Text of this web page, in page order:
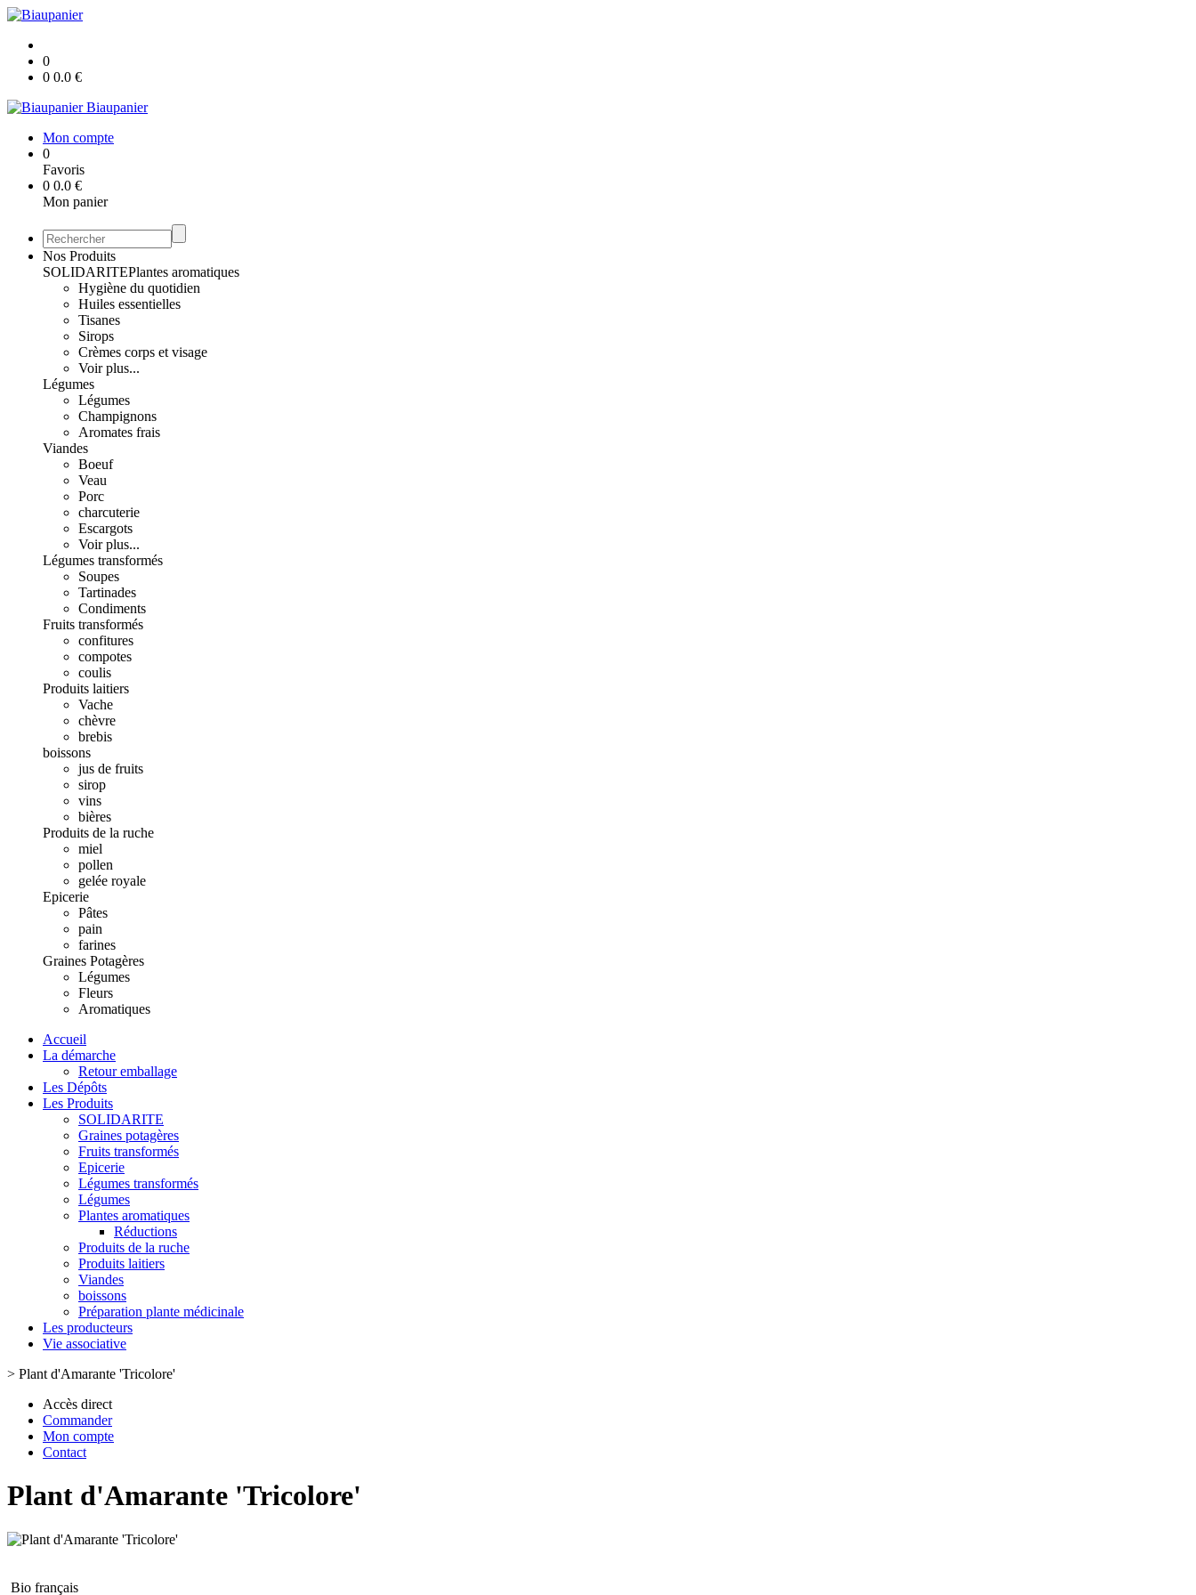
0
0 0.0 €
Biaupanier
Mon compte
0
Favoris
0 0.0 €
Mon panier
Nos Produits
SOLIDARITEPlantes aromatiques
Hygiène du quotidien
Huiles essentielles
Tisanes
Sirops
Crèmes corps et visage
Voir plus...
Légumes
Légumes
Champignons
Aromates frais
Viandes
Boeuf
Veau
Porc
charcuterie
Escargots
Voir plus...
Légumes transformés
Soupes
Tartinades
Condiments
Fruits transformés
confitures
compotes
coulis
Produits laitiers
Vache
chèvre
brebis
boissons
jus de fruits
sirop
vins
bières
Produits de la ruche
miel
pollen
gelée royale
Epicerie
Pâtes
pain
farines
Graines Potagères
Légumes
Fleurs
Aromatiques
Accueil
La démarche
Retour emballage
Les Dépôts
Les Produits
SOLIDARITE
Graines potagères
Fruits transformés
Epicerie
Légumes transformés
Légumes
Plantes aromatiques
Réductions
Produits de la ruche
Produits laitiers
Viandes
boissons
Préparation plante médicinale
Les producteurs
Vie associative
> Plant d'Amarante 'Tricolore'
Accès direct
Commander
Mon compte
Contact
Plant d'Amarante 'Tricolore'
Bio français